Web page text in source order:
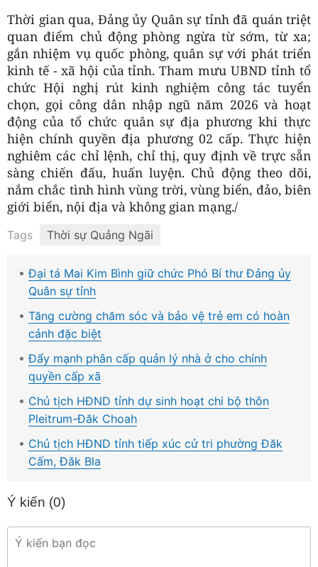
Thời gian qua, Đảng ủy Quân sự tỉnh đã quán triệt
quan điểm chủ động phòng ngừa từ sớm, từ xa;
gắn nhiệm vụ quốc phòng, quân sự với phát triển
kinh tế - xã hội của tỉnh. Tham mưu UBND tỉnh tổ
chức Hội nghị rút kinh nghiệm công tác tuyển
chọn, gọi công dân nhập ngũ năm 2026 và hoạt
động của tổ chức quân sự địa phương khi thực
hiện chính quyền địa phương 02 cấp. Thực hiện
nghiêm các chỉ lệnh, chỉ thị, quy định về trực sẵn
sàng chiến đấu, huấn luyện. Chủ động theo dõi,
nắm chắc tình hình vùng trời, vùng biển, đảo, biên
giới biển, nội địa và không gian mạng./
Tags Thời sự Quảng Ngãi
Đại tá Mai Kim Bình giữ chức Phó Bí thư Đảng ủy
Quân sự tỉnh
Tăng cường chăm sóc và bảo vệ trẻ em có hoàn
cảnh đặc biệt
Đẩy mạnh phân cấp quản lý nhà ở cho chính
quyền cấp xã
Chủ tịch HĐND tỉnh dự sinh hoạt chi bộ thôn
Pleitrum-Đăk Choah
Chủ tịch HĐND tỉnh tiếp xúc cử tri phường Đăk
Cấm, Đăk Bla
Ý kiến (0)